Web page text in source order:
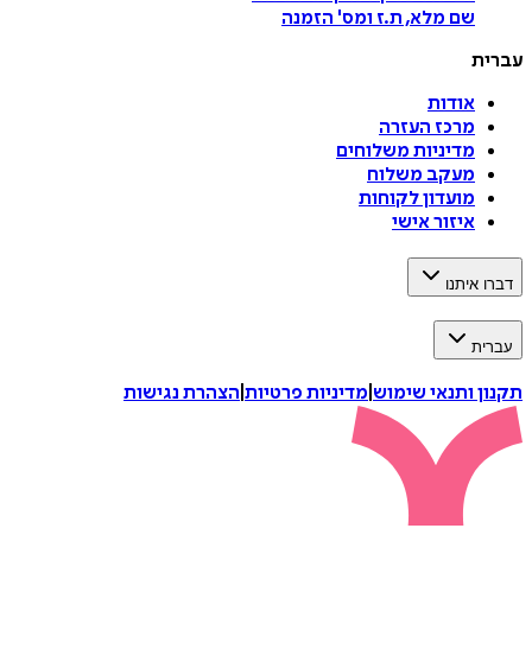
שם מלא, ת.ז ומס' הזמנה
עברית
אודות
מרכז העזרה
מדיניות משלוחים
מעקב משלוח
מועדון לקוחות
איזור אישי
דברו איתנו
עברית
תקנון ותנאי שימוש מדיניות פרטיות הצהרת נגישות